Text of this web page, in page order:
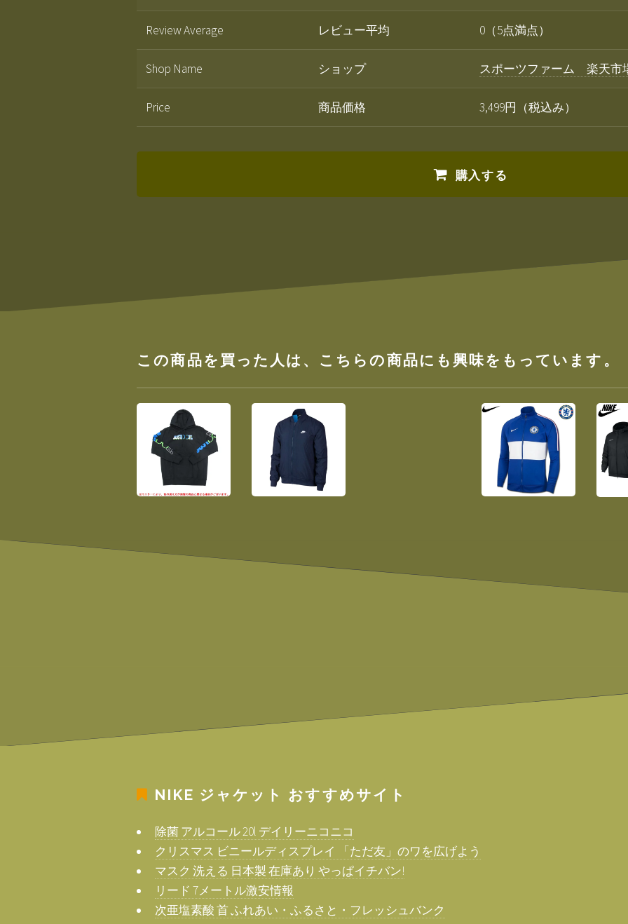
Review Average レビュー平均 0（5点満点）
Shop Name ショップ スポーツファーム 楽天市
Price 商品価格 3,499円（税込み）
購入する
この商品を買った人は、こちらの商品にも興味をもっています。
NIKE ジャケット おすすめサイト
除菌 アルコール 20l デイリーニコニコ
クリスマス ビニールディスプレイ 「ただ友」のワを広げよう
マスク 洗える 日本製 在庫あり やっぱイチバン!
リード 7メートル激安情報
次亜塩素酸 首 ふれあい・ふるさと・フレッシュバンク